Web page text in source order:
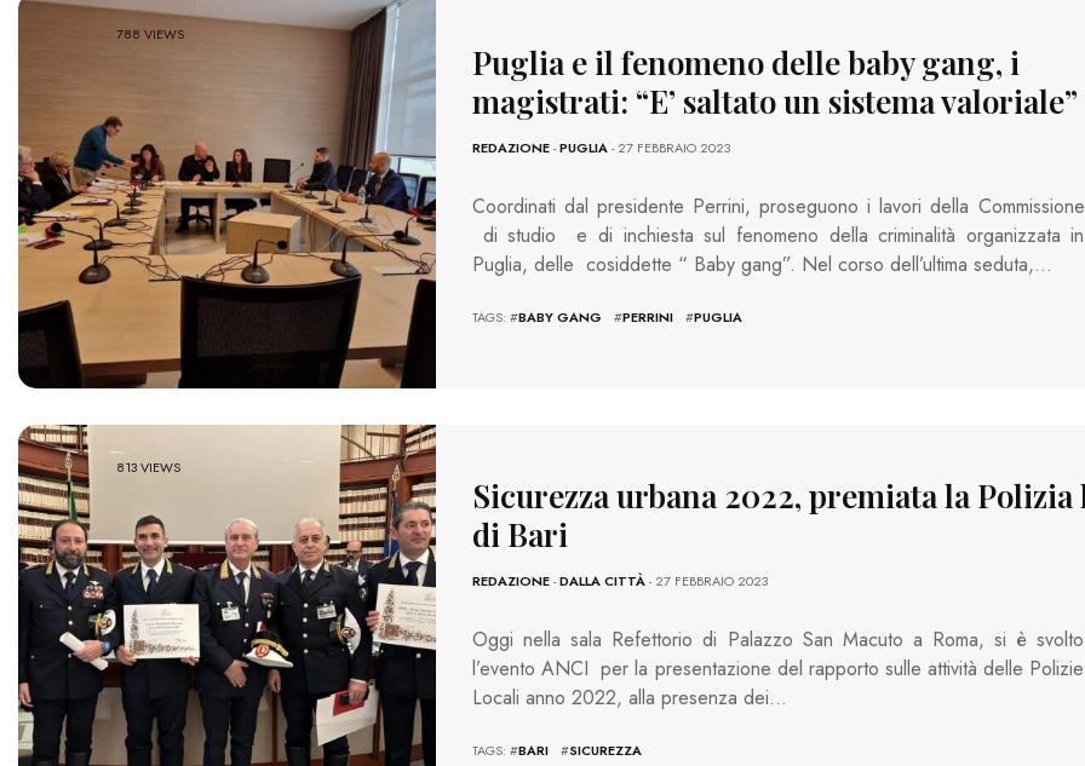
788 VIEWS
Puglia e il fenomeno delle baby gang, i
magistrati: “E’ saltato un sistema valoriale”
REDAZIONE-PUGLIA- 27 FEBBRAIO 2023
Coordinati dal presidente Perrini, proseguono i lavori della Commissione
di studio e di inchiesta sul fenomeno della criminalità organizzata in
Puglia, delle cosiddette “ Baby gang”. Nel corso dell’ultima seduta,…
TAGS: #BABY GANG #PERRINI #PUGLIA
813 VIEWS
Sicurezza urbana 2022, premiata la Polizia
di Bari
REDAZIONE-DALLA CITTÀ- 27 FEBBRAIO 2023
Oggi nella sala Refettorio di Palazzo San Macuto a Roma, si è svolto
l’evento ANCI per la presentazione del rapporto sulle attività delle Polizie
Locali anno 2022, alla presenza dei…
TAGS: #BARI #SICUREZZA